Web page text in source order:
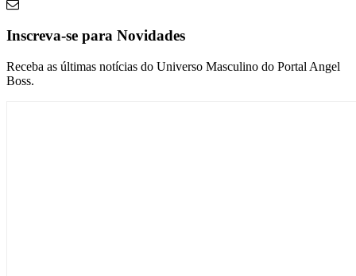
Inscreva-se para Novidades
Receba as últimas notícias do Universo Masculino do Portal Angel
Boss.